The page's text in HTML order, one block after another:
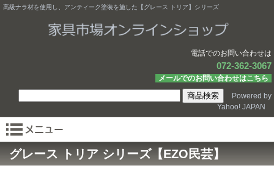
高級ナラ材を使用し、アンティーク塗装を施した【グレース トリア】シリーズ
電話でのお問い合わせは
072-362-3067
メールでのお問い合わせはこちら
Powered by
Yahoo! JAPAN
グレース トリア シリーズ【EZO民芸】